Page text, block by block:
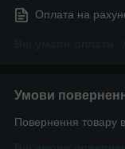
Оплата на
Умови
Повернення товару